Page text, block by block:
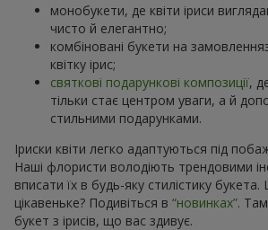
монобукети, де квіти іриси
чисто й елегантно;
комбіновані букети на
квітку ірис;
святкові подарункові композиції,
тільки стає центром уваги, а й
стильними подарунками.
Іриски квіти легко адаптуються під
Наші флористи володіють трендовими
вписати їх в будь-яку стилістику
цікавеньке? Подивіться в “новинках”.
букет з ірисів, що вас здивує.